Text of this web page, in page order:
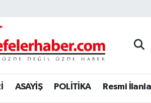
ASAYİŞ POLİTİKA Resmi
Vakitleri